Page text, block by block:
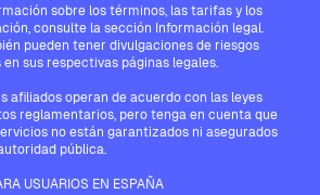
sobre los términos, las tarifas y los
consulte la sección Información legal.
pueden tener divulgaciones de riesgos
sus respectivas páginas legales.
afiliados operan de acuerdo con las leyes
reglamentarios, pero tenga en cuenta que
no están garantizados ni asegurados
pública.
USUARIOS EN ESPAÑA